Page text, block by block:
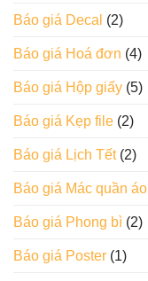
Báo giá Decal (2)
Báo giá Hoá đơn (4)
Báo giá Hộp giấy (5)
Báo giá Kẹp file (2)
Báo giá Lịch Tết(2)
Báo giá Mác quần áo
Báo giá Phong bì (2)
Báo giá Poster (1)